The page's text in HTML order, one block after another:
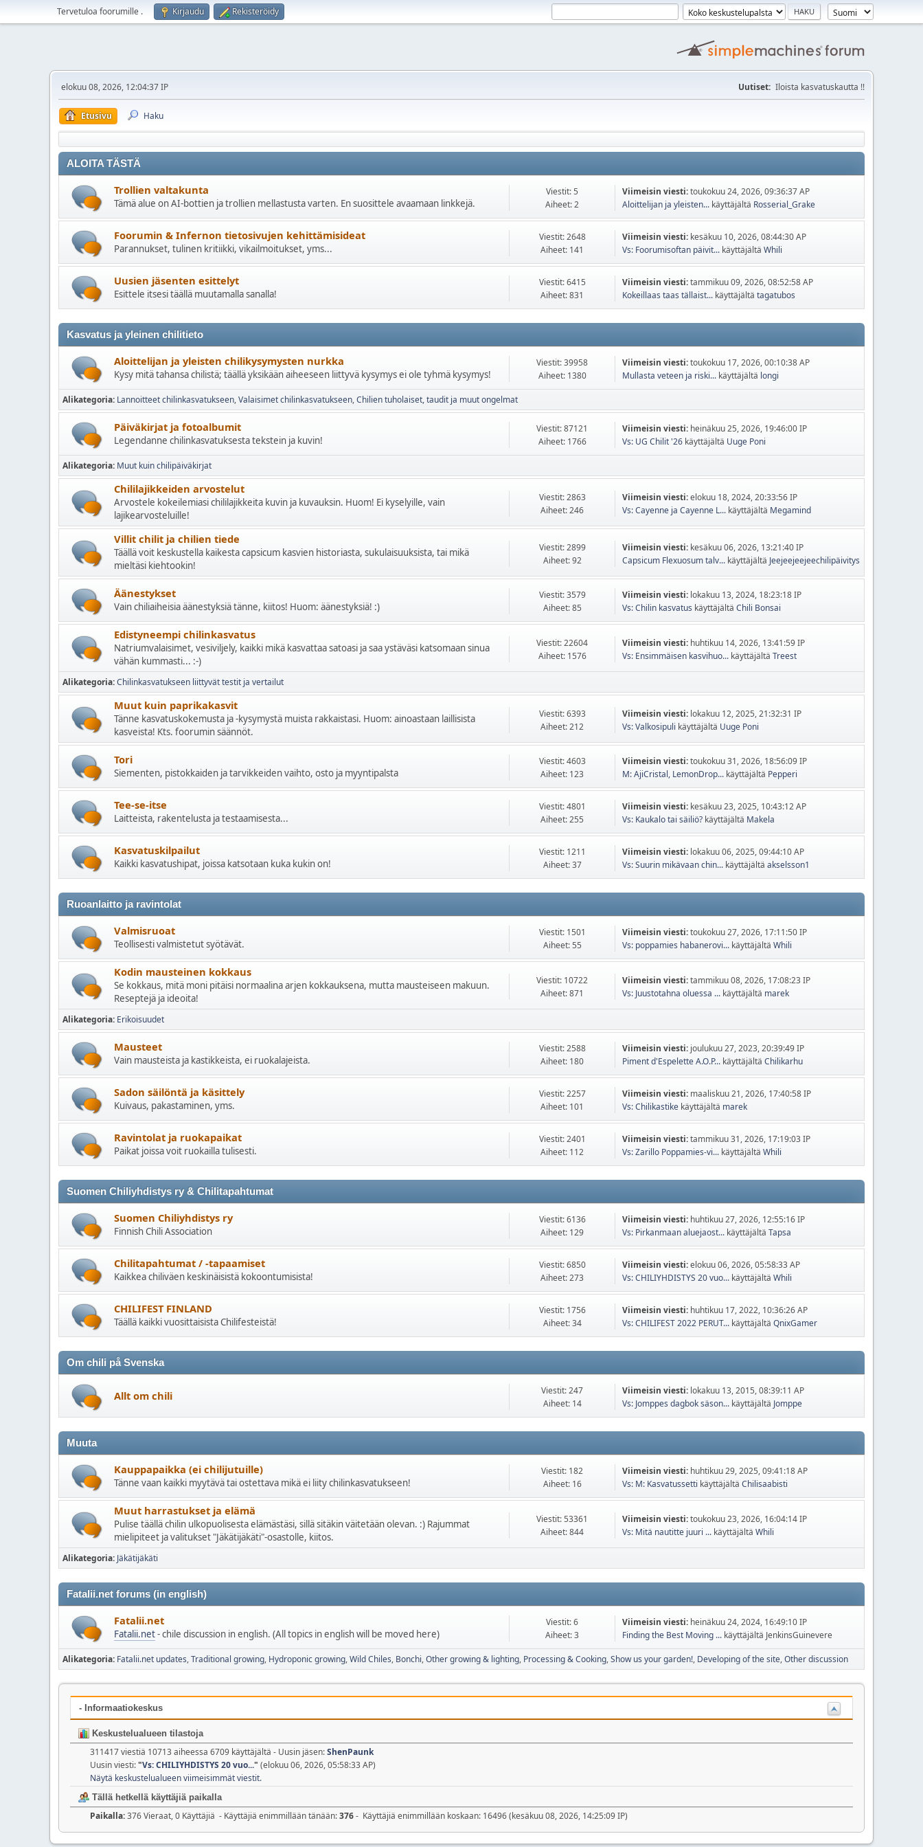
Tervetuloa foorumille . Kirjaudu Rekisteröidy
elokuu 08, 2026, 12:04:37 IP Uutiset: Iloista kasvatuskautta !!
Etusivu Haku
ALOITA TÄSTÄ
Trollien valtakunta
Tämä alue on AI-bottien ja trollien mellastusta varten. En suosittele avaamaan linkkejä.
Viestit: 5
Aiheet: 2
Viimeisin viesti:toukokuu 24, 2026, 09:36:37 AP
Aloittelijan ja yleisten... käyttäjältä Rosserial_Grake
Foorumin & Infernon tietosivujen kehittämisideat
Parannukset, tulinen kritiikki, vikailmoitukset, yms...
Viestit: 2648
Aiheet: 141
Viimeisin viesti: kesäkuu 10, 2026, 08:44:30 AP
Vs: Foorumisoftan päivit... käyttäjältäWhili
Uusien jäsenten esittelyt
Esittele itsesi täällä muutamalla sanalla!
Viestit: 6415
Aiheet: 831
Viimeisin viesti:tammikuu 09, 2026, 08:52:58 AP
Kokeillaas taas tällaist... käyttäjältätagatubos
Kasvatus ja yleinen chilitieto
Aloittelijan ja yleisten chilikysymysten nurkka
Kysy mitä tahansa chilistä; täällä yksikään aiheeseen liittyvä kysymys ei ole tyhmä kysymys!
Viestit: 39958
Aiheet: 1380
Viimeisin viesti:toukokuu 17, 2026, 00:10:38 AP
Mullasta veteen ja riski... käyttäjältä longi
Alikategoria Lannoitteet chilinkasvatukseen Valaisimet chilinkasvatukseen Chilien tuholaiset, taudit ja muut ongelmat
Päiväkirjat ja fotoalbumit
Legendanne chilinkasvatuksesta tekstein ja kuvin!
Viestit: 87121
Aiheet: 1766
Viimeisin viesti: heinäkuu 25, 2026, 19:46:00 IP
Vs: UG Chilit '26 käyttäjältä Uuge Poni
Alikategoria Muut kuin chilipäiväkirjat
Chililajikkeiden arvostelut
Arvostele kokeilemiasi chililajikkeita kuvin ja kuvauksin. Huom! Ei kyselyille, vain
lajikearvosteluille!
Viestit: 2863
Aiheet: 246
Viimeisin viesti:elokuu 18, 2024, 20:33:56 IP
Vs: Cayenne ja Cayenne L... käyttäjältä Megamind
Villit chilit ja chilien tiede
Täällä voit keskustella kaikesta capsicum kasvien historiasta, sukulaisuuksista, tai mikä
mieltäsi kiehtookin!
Viestit: 2899
Aiheet: 92
Viimeisin viesti: kesäkuu 06, 2026, 13:21:40 IP
Capsicum Flexuosum talv... käyttäjältä Jeejeejeejeechilipäivitys
Äänestykset
Vain chiliaiheisia äänestyksiä tänne, kiitos! Huom: äänestyksiä! :)
Viestit: 3579
Aiheet: 85
Viimeisin viesti: lokakuu 13, 2024, 18:23:18 IP
Vs: Chilin kasvatus käyttäjältäChili Bonsai
Edistyneempi chilinkasvatus
Natriumvalaisimet, vesiviljely, kaikki mikä kasvattaa satoasi ja saa ystäväsi katsomaan sinua
vähän kummasti... :-)
Viestit: 22604
Aiheet: 1576
Viimeisin viesti: huhtikuu 14, 2026, 13:41:59 IP
Vs: Ensimmäisen kasvihuo... käyttäjältäTreest
Alikategoria Chilinkasvatukseen liittyvät testit ja vertailut
Muut kuin paprikakasvit
Tänne kasvatuskokemusta ja -kysymystä muista rakkaistasi. Huom: ainoastaan laillisista
kasveista! Kts. foorumin säännöt.
Viestit: 6393
Aiheet: 212
Viimeisin viesti: lokakuu 12, 2025, 21:32:31 IP
Vs: Valkosipuli käyttäjältä Uuge Poni
Tori
Siementen, pistokkaiden ja tarvikkeiden vaihto, osto ja myyntipalsta
Viestit: 4603
Aiheet: 123
Viimeisin viesti:toukokuu 31, 2026, 18:56:09 IP
M: AjiCristal, LemonDrop... käyttäjältä Pepperi
Tee-se-itse
Laitteista, rakentelusta ja testaamisesta...
Viestit: 4801
Aiheet: 255
Viimeisin viesti: kesäkuu 23, 2025, 10:43:12 AP
Vs: Kaukalo tai säiliö? käyttäjältä Makela
Kasvatuskilpailut
Kaikki kasvatushipat, joissa katsotaan kuka kukin on!
Viestit: 1211
Aiheet: 37
Viimeisin viesti: lokakuu 06, 2025, 09:44:10 AP
Vs: Suurin mikävaan chin... käyttäjältäakselsson1
Ruoanlaitto ja ravintolat
Valmisruoat
Teollisesti valmistetut syötävät.
Viestit: 1501
Aiheet: 55
Viimeisin viesti:toukokuu 27, 2026, 17:11:50 IP
Vs: poppamies habanerovi... käyttäjältäWhili
Kodin mausteinen kokkaus
Se kokkaus, mitä moni pitäisi normaalina arjen kokkauksena, mutta mausteiseen makuun.
Reseptejä ja ideoita!
Viestit: 10722
Aiheet: 871
Viimeisin viesti:tammikuu 08, 2026, 17:08:23 IP
Vs: Juustotahna oluessa ... käyttäjältä marek
Alikategoria Erikoisuudet
Mausteet
Vain mausteista ja kastikkeista, ei ruokalajeista.
Viestit: 2588
Aiheet: 180
Viimeisin viesti: joulukuu 27, 2023, 20:39:49 IP
Piment d'Espelette A.O.P... käyttäjältäChilikarhu
Sadon säilöntä ja käsittely
Kuivaus, pakastaminen, yms.
Viestit: 2257
Aiheet: 101
Viimeisin viesti: maaliskuu 21, 2026, 17:40:58 IP
Vs: Chilikastike käyttäjältä marek
Ravintolat ja ruokapaikat
Paikat joissa voit ruokailla tulisesti.
Viestit: 2401
Aiheet: 112
Viimeisin viesti:tammikuu 31, 2026, 17:19:03 IP
Vs: Zarillo Poppamies-vi... käyttäjältäWhili
Suomen Chiliyhdistys ry & Chilitapahtumat
Suomen Chiliyhdistys ry
Finnish Chili Association
Viestit: 6136
Aiheet: 129
Viimeisin viesti: huhtikuu 27, 2026, 12:55:16 IP
Vs: Pirkanmaan aluejaost... käyttäjältäTapsa
Chilitapahtumat / -tapaamiset
Kaikkea chiliväen keskinäisistä kokoontumisista!
Viestit: 6850
Aiheet: 273
Viimeisin viesti:elokuu 06, 2026, 05:58:33 AP
Vs: CHILIYHDISTYS 20 vuo... käyttäjältäWhili
CHILIFEST FINLAND
Täällä kaikki vuosittaisista Chilifesteistä!
Viestit: 1756
Aiheet: 34
Viimeisin viesti: huhtikuu 17, 2022, 10:36:26 AP
Vs: CHILIFEST 2022 PERUT... käyttäjältäQnixGamer
Om chili på Svenska
Allt om chili
Viestit: 247
Aiheet: 14
Viimeisin viesti: lokakuu 13, 2015, 08:39:11 AP
Vs: Jomppes dagbok säson... käyttäjältä Jomppe
Muuta
Kauppapaikka (ei chilijutuille)
Tänne vaan kaikki myytävä tai ostettava mikä ei liity chilinkasvatukseen!
Viestit: 182
Aiheet: 16
Viimeisin viesti: huhtikuu 29, 2025, 09:41:18 AP
Vs: M: Kasvatussetti käyttäjältäChilisaabisti
Muut harrastukset ja elämä
Pulise täällä chilin ulkopuolisesta elämästäsi, sillä sitäkin väitetään olevan. :) Rajummat
mielipiteet ja valitukset "Jäkätijäkäti"-osastolle, kiitos.
Viestit: 53361
Aiheet: 844
Viimeisin viesti:toukokuu 23, 2026, 16:04:14 IP
Vs: Mitä nautitte juuri ... käyttäjältäWhili
Alikategoria Jäkätijäkäti
Fatalii.net forums (in english)
Fatalii.net
Fatalii.net- chile discussion in english. (All topics in english will be moved here)
Viestit: 6
Aiheet: 3
Viimeisin viesti: heinäkuu 24, 2024, 16:49:10 IP
Finding the Best Moving ... käyttäjältä JenkinsGuinevere
Alikategoria Fatalii.net updates Traditional growing Hydroponic growing Wild Chiles Bonchi Other growing & lighting Processing & Cooking Show us your garden! Developing of the site Other discussion
- Informaatiokeskus
Keskustelualueen tilastoja
311417 viestiä 10713 aiheessa 6709 käyttäjältä - Uusin jäsen:ShenPaunk
Uusin viesti:"Vs: CHILIYHDISTYS 20 vuo..." (elokuu 06, 2026, 05:58:33 AP)
Näytä keskustelualueen viimeisimmät viestit.
Tällä hetkellä käyttäjiä paikalla
Paikalla:376 Vieraat, 0 Käyttäjiä - Käyttäjiä enimmillään tänään:376- Käyttäjiä enimmillään koskaan: 16496 (kesäkuu 08, 2026, 14:25:09 IP)